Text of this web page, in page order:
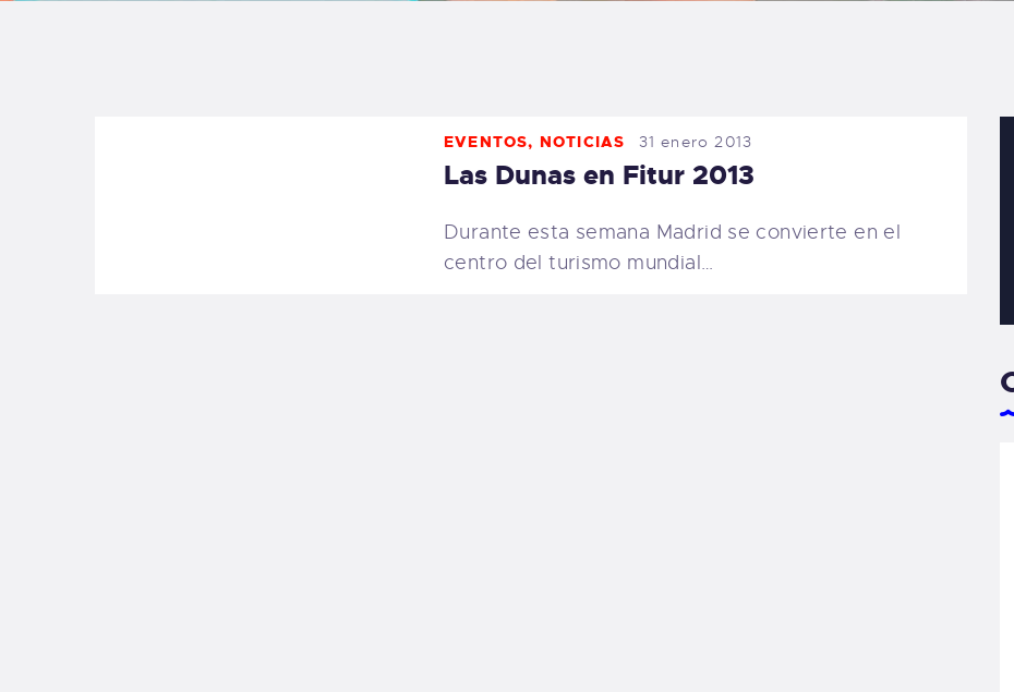
CONTACTO
CARRITO
EVENTOS, NOTICIAS 31 enero 2013
Las Dunas en Fitur 2013
Durante esta semana Madrid se convierte en el
centro del turismo mundial…